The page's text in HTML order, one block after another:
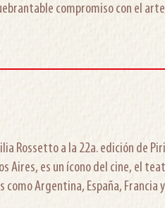
compromiso con el
Rossetto a la 22a. edición de
Aires, es un ícono del cine, el
Argentina, España, Francia